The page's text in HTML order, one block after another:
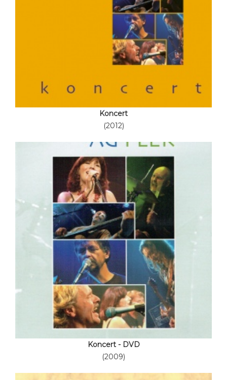
Koncert
(2012)
Koncert - DVD
(2009)